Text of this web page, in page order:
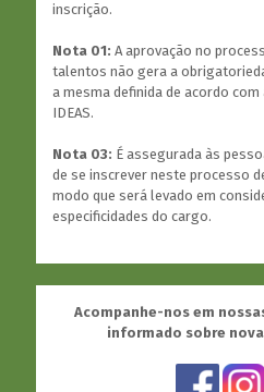
inscrição.
Nota 01: A aprovação no
talentos não gera a
a mesma definida de acordo
IDEAS.
Nota 03: É assegurada às
de se inscrever neste processo
modo que será levado em
especificidades do cargo.
Acompanhe-nos em
informado sobre